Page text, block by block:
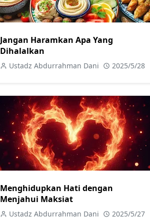
Jangan Haramkan Apa Yang
Dihalalkan
Ustadz Abdurrahman Dani 2025/5/28
Menghidupkan Hati dengan
Menjahui Maksiat
Ustadz Abdurrahman Dani 2025/5/27